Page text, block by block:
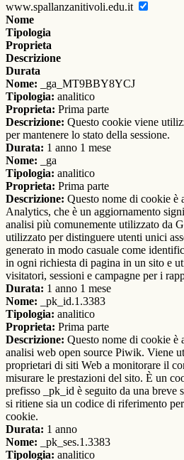
www.spallanzanitivoli.edu.it
Nome
Tipologia
Proprieta
Descrizione
Durata
Nome: _ga_MT9BBY8YCJ
Tipologia: analitico
Proprieta: Prima parte
Descrizione: Questo cookie viene
per mantenere lo stato della sessione.
Durata: 1 anno 1 mese
Nome: _ga
Tipologia: analitico
Proprieta: Prima parte
Descrizione: Questo nome di cookie è
Analytics, che è un aggiornamento
analisi più comunemente utilizzato da
utilizzato per distinguere utenti unici
generato in modo casuale come
in ogni richiesta di pagina in un sito e
visitatori, sessioni e campagne per i
Durata: 1 anno 1 mese
Nome: _pk_id.1.3383
Tipologia: analitico
Proprieta: Prima parte
Descrizione: Questo nome di cookie è
analisi web open source Piwik. Viene
proprietari di siti Web a monitorare il
misurare le prestazioni del sito. È un
prefisso _pk_id è seguito da una breve
si ritiene sia un codice di riferimento
cookie.
Durata: 1 anno
Nome: _pk_ses.1.3383
Tipologia: analitico